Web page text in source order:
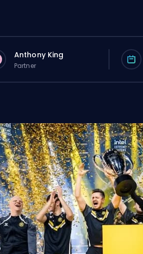
Anthony King
Partner